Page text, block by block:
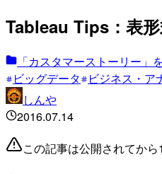
Tableau Tips：表
「カスタマーストーリー」
ビッグデータ
ビジネス・ア
しんや
2016.07.14
この記事は公開されてか